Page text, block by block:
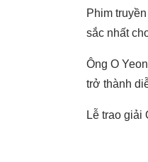
Phim
sắc nhất
Ông O
trở thành
Lễ trao giải